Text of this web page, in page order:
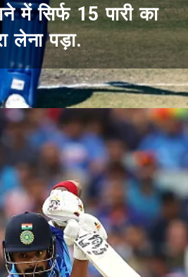
में सिर्फ 15 पारी का
लेना पड़ा.